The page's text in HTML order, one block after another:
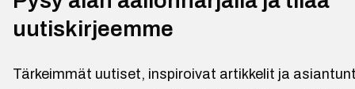
uutiskirjeemme
Tärkeimmät uutiset, inspiroivat artikkelit ja